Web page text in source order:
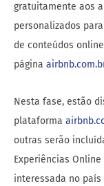
gratuitamente aos
personalizados
de conteúdos
página airbnb.com.b
Nesta fase, estão
plataforma
outras serão
Experiências
interessada no